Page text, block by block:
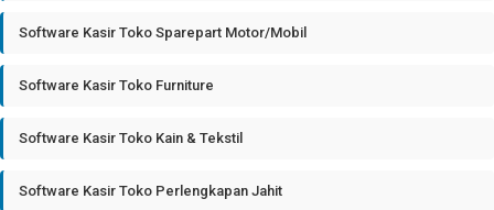
Software Kasir Toko Sparepart Motor/Mobil
Software Kasir Toko Furniture
Software Kasir Toko Kain & Tekstil
Software Kasir Toko Perlengkapan Jahit